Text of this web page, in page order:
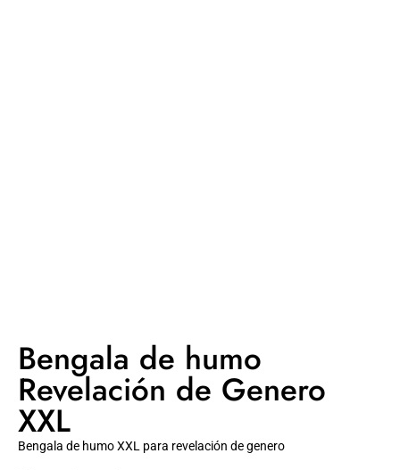
Bengala de humo
Revelación de Genero
XXL
Bengala de humo XXL para revelación de genero